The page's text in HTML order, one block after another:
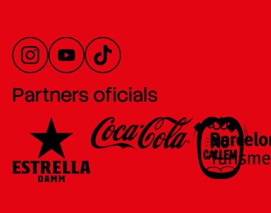
Partners oficials